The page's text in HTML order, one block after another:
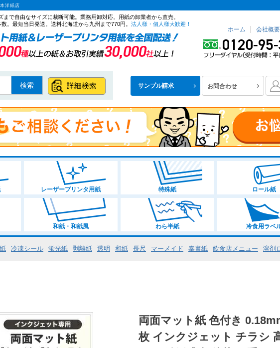
洋紙店
まで自由なサイズに裁断可能。業務用卸対応。用紙の卸業者から直売。
。最短当日発送。送料北海道から九州まで770円。 法人様・個人様大歓迎！
ホーム 会社概要
サンプル請求 お問合わせ
検索
レーザープリンタ用紙 特殊紙 ロール紙
和紙・和紙風 わら半紙 冷食用ラベ
冷凍シール 蛍光紙 剥離紙 透明 和紙 長尺 マーメイド 奉書紙 飲食店メニュー 溶剤
両面マット紙 色付き
枚 インクジェット チラシ